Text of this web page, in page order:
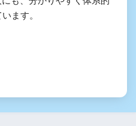
ます。